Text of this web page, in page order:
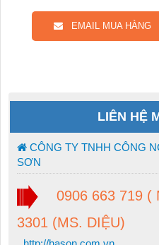
EMAIL MUA HÀNG
LIÊN HỆ
CÔNG TY TNHH CÔNG
SƠN
0906 663 719 (
3301 (MS. DIỆU)